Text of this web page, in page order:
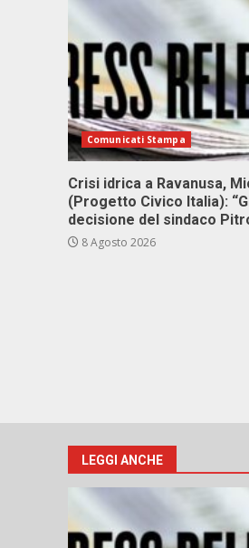
Comunicati Stampa
Crisi idrica a Ravanusa,
(Progetto Civico Italia):
decisione del sindaco
8 Agosto 2026
LEGGI ANCHE